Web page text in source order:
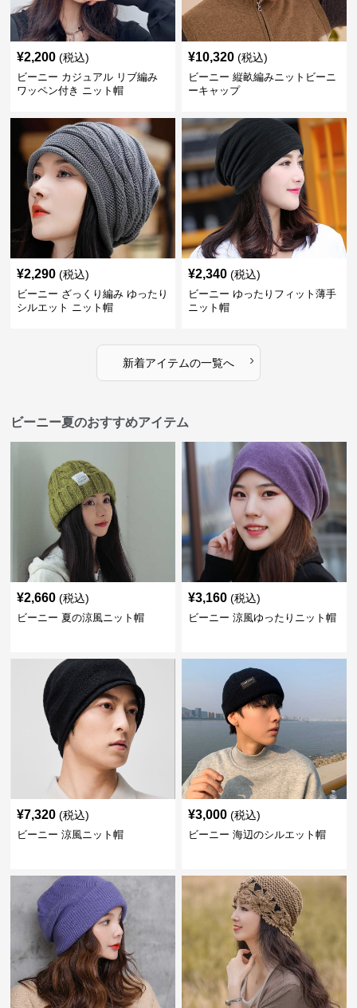
¥2,200 (税込)
ビーニー カジュアル リブ編み
ワッペン付き ニット帽
¥10,320 (税込)
ビーニー 縦畝編みニットビーニ
ーキャップ
¥2,290 (税込)
ビーニー ざっくり編み ゆったり
シルエット ニット帽
¥2,340 (税込)
ビーニー ゆったりフィット薄手
ニット帽
新着アイテムの一覧へ ›
ビーニー夏のおすすめアイテム
¥2,660 (税込)
ビーニー 夏の涼風ニット帽
¥3,160 (税込)
ビーニー 涼風ゆったりニット帽
¥7,320 (税込)
ビーニー 涼風ニット帽
¥3,000 (税込)
ビーニー 海辺のシルエット帽